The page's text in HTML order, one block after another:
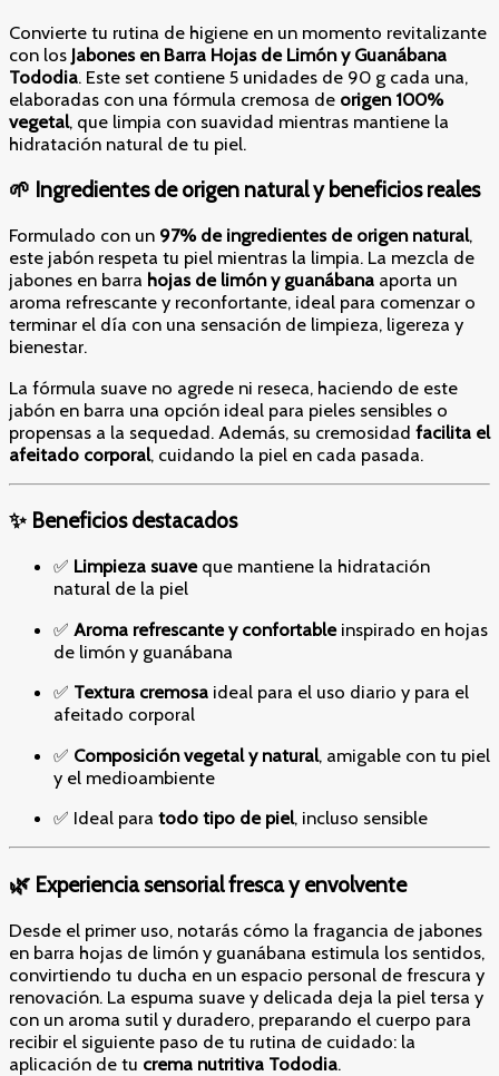
Convierte tu rutina de higiene en un momento revitalizante
con los Jabones en Barra Hojas de Limón y Guanábana
Tododia. Este set contiene 5 unidades de 90 g cada una,
elaboradas con una fórmula cremosa de origen 100%
vegetal, que limpia con suavidad mientras mantiene la
hidratación natural de tu piel.
🌱 Ingredientes de origen natural y beneficios reales
Formulado con un 97% de ingredientes de origen natural,
este jabón respeta tu piel mientras la limpia. La mezcla de
jabones en barra hojas de limón y guanábana aporta un
aroma refrescante y reconfortante, ideal para comenzar o
terminar el día con una sensación de limpieza, ligereza y
bienestar.
La fórmula suave no agrede ni reseca, haciendo de este
jabón en barra una opción ideal para pieles sensibles o
propensas a la sequedad. Además, su cremosidad facilita el
afeitado corporal, cuidando la piel en cada pasada.
✨ Beneficios destacados
✅ Limpieza suaveque mantiene la hidratación
natural de la piel
✅ Aroma refrescante y confortableinspirado en hojas
de limón y guanábana
✅ Textura cremosa ideal para el uso diario y para el
afeitado corporal
✅ Composición vegetal y natural, amigable con tu piel
y el medioambiente
✅ Ideal para todo tipo de piel, incluso sensible
🌿 Experiencia sensorial fresca y envolvente
Desde el primer uso, notarás cómo la fragancia de jabones
en barra hojas de limón y guanábana estimula los sentidos,
convirtiendo tu ducha en un espacio personal de frescura y
renovación. La espuma suave y delicada deja la piel tersa y
con un aroma sutil y duradero, preparando el cuerpo para
recibir el siguiente paso de tu rutina de cuidado: la
aplicación de tu crema nutritiva Tododia.